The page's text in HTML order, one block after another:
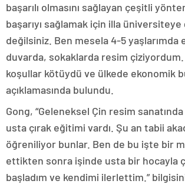
başarılı olmasını sağlayan çeşitli
başarıyı sağlamak için illa
değilsiniz. Ben mesela 4-5 yaşlarımda
duvarda, sokaklarda resim çiziyordum.
koşullar kötüydü ve ülkede ekonomik
açıklamasında bulundu.
Gong, “Geleneksel Çin resim
usta çırak eğitimi vardı. Şu an tabii
öğreniliyor bunlar. Ben de bu işte bir
ettikten sonra işinde usta bir hocayla
başladım ve kendimi ilerlettim.”